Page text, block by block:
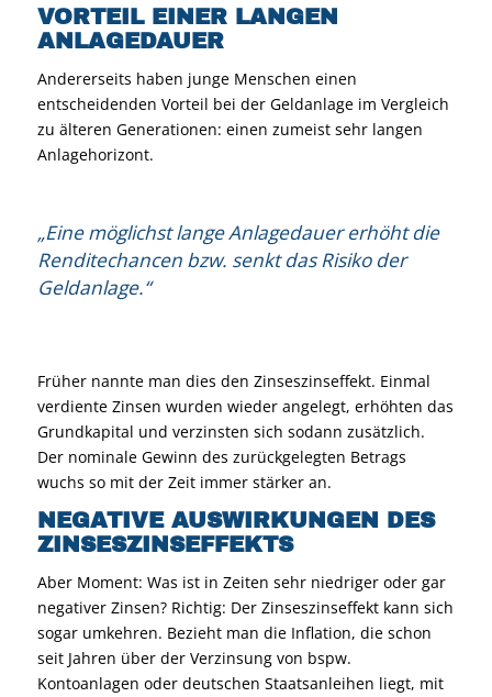
VORTEIL EINER LANGEN
ANLAGEDAUER
Andererseits haben junge Menschen einen
entscheidenden Vorteil bei der Geldanlage im Vergleich
zu älteren Generationen: einen zumeist sehr langen
Anlagehorizont.
„Eine möglichst lange Anlagedauer erhöht die
Renditechancen bzw. senkt das Risiko der
Geldanlage.“
Früher nannte man dies den Zinseszinseffekt. Einmal
verdiente Zinsen wurden wieder angelegt, erhöhten das
Grundkapital und verzinsten sich sodann zusätzlich.
Der nominale Gewinn des zurückgelegten Betrags
wuchs so mit der Zeit immer stärker an.
NEGATIVE AUSWIRKUNGEN DES
ZINSESZINSEFFEKTS
Aber Moment: Was ist in Zeiten sehr niedriger oder gar
negativer Zinsen? Richtig: Der Zinseszinseffekt kann sich
sogar umkehren. Bezieht man die Inflation, die schon
seit Jahren über der Verzinsung von bspw.
Kontoanlagen oder deutschen Staatsanleihen liegt, mit